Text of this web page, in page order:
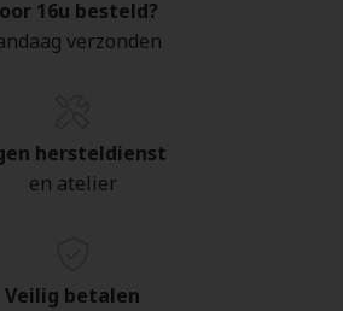
16u besteld?
verzonden
hersteldienst
en atelier
Veilig betalen